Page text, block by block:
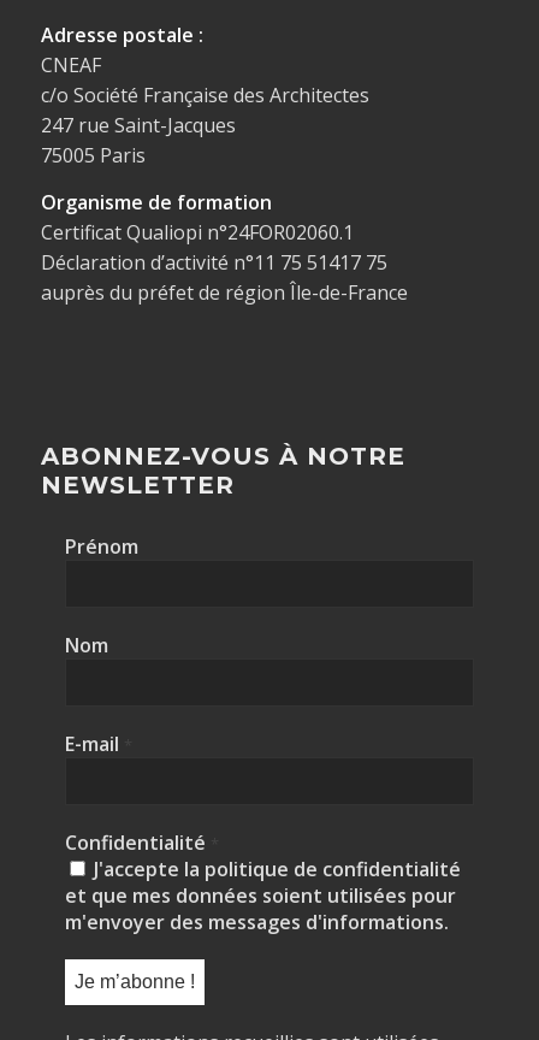
Adresse postale :
CNEAF
c/o Société Française des Architectes
247 rue Saint-Jacques
75005 Paris
Organisme de formation
Certificat Qualiopi n°24FOR02060.1
Déclaration d’activité n°11 75 51417 75
auprès du préfet de région Île-de-France
ABONNEZ-VOUS À NOTRE
NEWSLETTER
Prénom
Nom
E-mail
Confidentialité
J'accepte la politique de confidentialité
et que mes données soient utilisées pour
m'envoyer des messages d'informations.